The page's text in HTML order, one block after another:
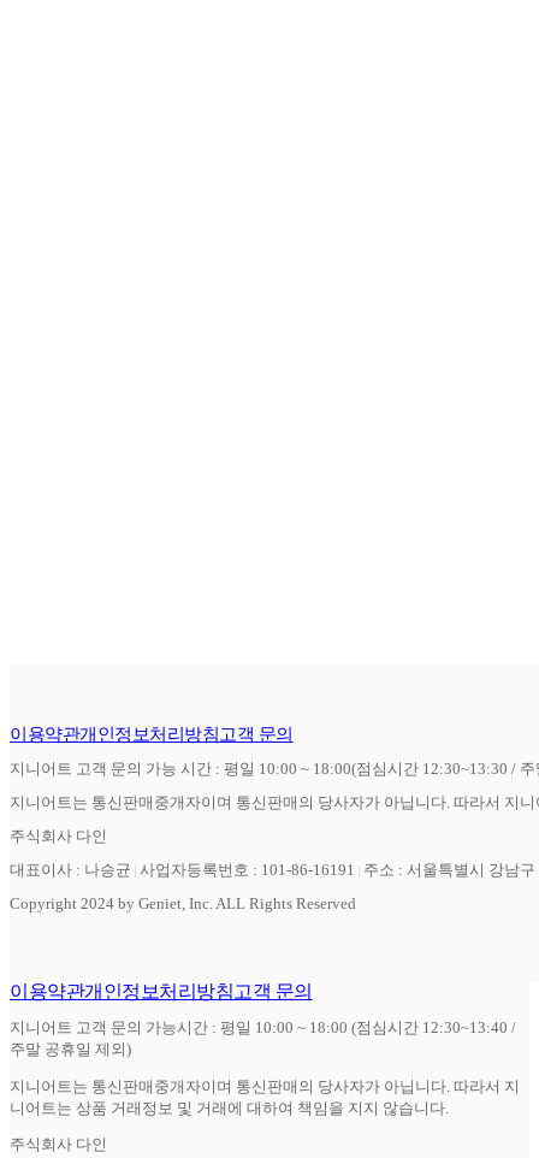
이용약관개인정보처리방침고객 문의
지니어트 고객 문의 가능 시간 : 평일 10:00 ~ 18:00(점심시간 12:30~13:30 /
지니어트는 통신판매중개자이며 통신판매의 당사자가 아닙니다. 따라서 지
주식회사 다인
대표이사 : 나승균 사업자등록번호 : 101-86-16191
주소 : 서울특별시 강남
Copyright 2024 by Geniet, Inc. ALL Rights Reserved
이용약관개인정보처리방침고객 문의
지니어트 고객 문의 가능시간 : 평일 10:00 ~ 18:00 (점심시간 12:30~13:40 /
주말 공휴일 제외)
지니어트는 통신판매중개자이며 통신판매의 당사자가 아닙니다. 따라서 지
니어트는 상품 거래정보 및 거래에 대하여 책임을 지지 않습니다.
주식회사 다인